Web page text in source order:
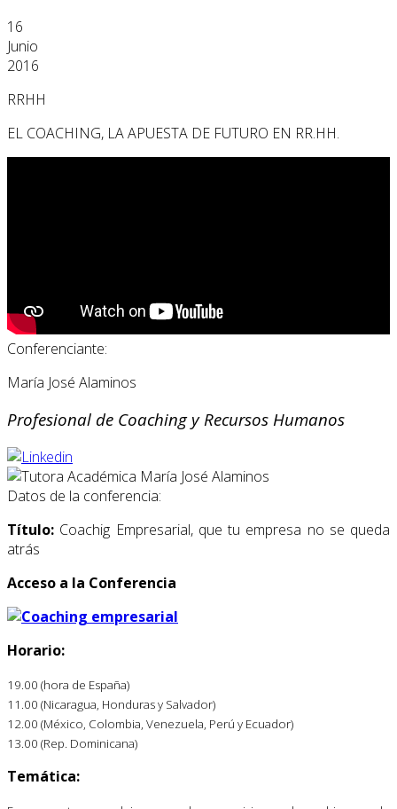
16
Junio
2016
RRHH
EL COACHING, LA APUESTA DE FUTURO EN RR.HH.
Conferenciante:
María José Alaminos
Profesional de Coaching y Recursos Humanos
Datos de la conferencia:
Título: Coachig Empresarial, que tu empresa no se queda
atrás
Acceso a la Conferencia
Horario:
19.00 (hora de España)
11.00 (Nicaragua, Honduras y Salvador)
12.00 (México, Colombia, Venezuela, Perú y Ecuador)
13.00 (Rep. Dominicana)
Temática: